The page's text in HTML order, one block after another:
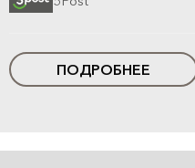
ПОДРОБНЕЕ